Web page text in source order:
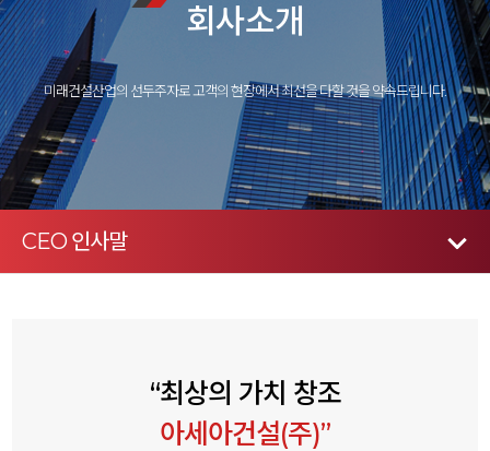
회사소개
미래건설산업의 선두주자로 고객의 현장에서 최선을 다할 것을 약속드립니다.
CEO 인사말
“최상의 가치 창조
아세아건설(주)”